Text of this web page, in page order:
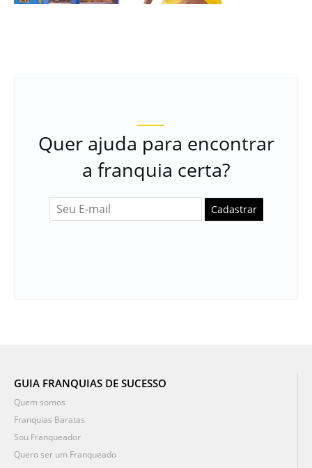
Quer ajuda para encontrar
a franquia certa?
Cadastrar
GUIA FRANQUIAS DE SUCESSO
Quem somos
Franquias Baratas
Sou Franqueador
Quero ser um Franqueado